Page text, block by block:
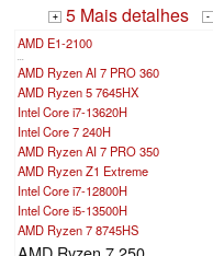
+ 5 Mais detalhes -
AMD E1-2100
...
AMD Ryzen AI 7 PRO 360
AMD Ryzen 5 7645HX
Intel Core i7-13620H
Intel Core 7 240H
AMD Ryzen AI 7 PRO 350
AMD Ryzen Z1 Extreme
Intel Core i7-12800H
Intel Core i5-13500H
AMD Ryzen 7 8745HS